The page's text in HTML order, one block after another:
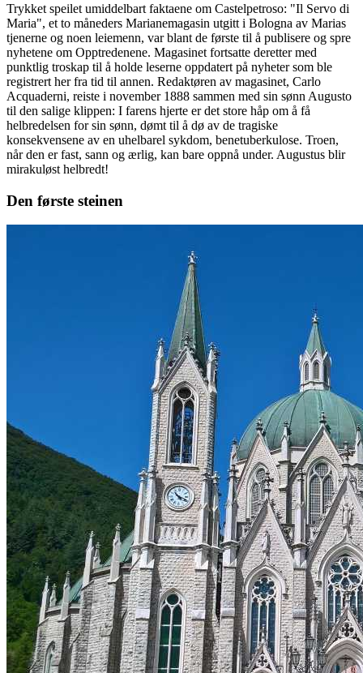
Trykket speilet umiddelbart faktaene om Castelpetroso: "Il Servo di
Maria", et to måneders Marianemagasin utgitt i Bologna av Marias
tjenerne og noen leiemenn, var blant de første til å publisere og spre
nyhetene om Opptredenene. Magasinet fortsatte deretter med
punktlig troskap til å holde leserne oppdatert på nyheter som ble
registrert her fra tid til annen. Redaktøren av magasinet, Carlo
Acquaderni, reiste i november 1888 sammen med sin sønn Augusto
til den salige klippen: I farens hjerte er det store håp om å få
helbredelsen for sin sønn, dømt til å dø av de tragiske
konsekvensene av en uhelbarel sykdom, benetuberkulose. Troen,
når den er fast, sann og ærlig, kan bare oppnå under. Augustus blir
mirakuløst helbredt!
Den første steinen